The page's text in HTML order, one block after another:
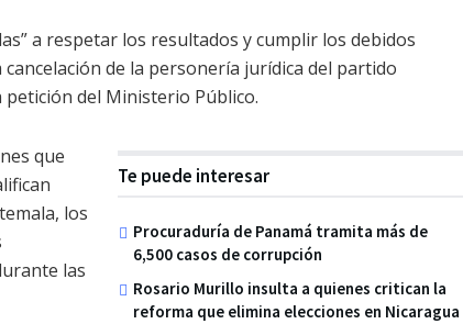
a respetar los resultados y cumplir los debidos
de la personería jurídica del partido
del Ministerio Público.
Te puede interesar
Procuraduría de Panamá tramita más de
6,500 casos de corrupción
Rosario Murillo insulta a quienes critican la
reforma que elimina elecciones en Nicaragua
que
los
las